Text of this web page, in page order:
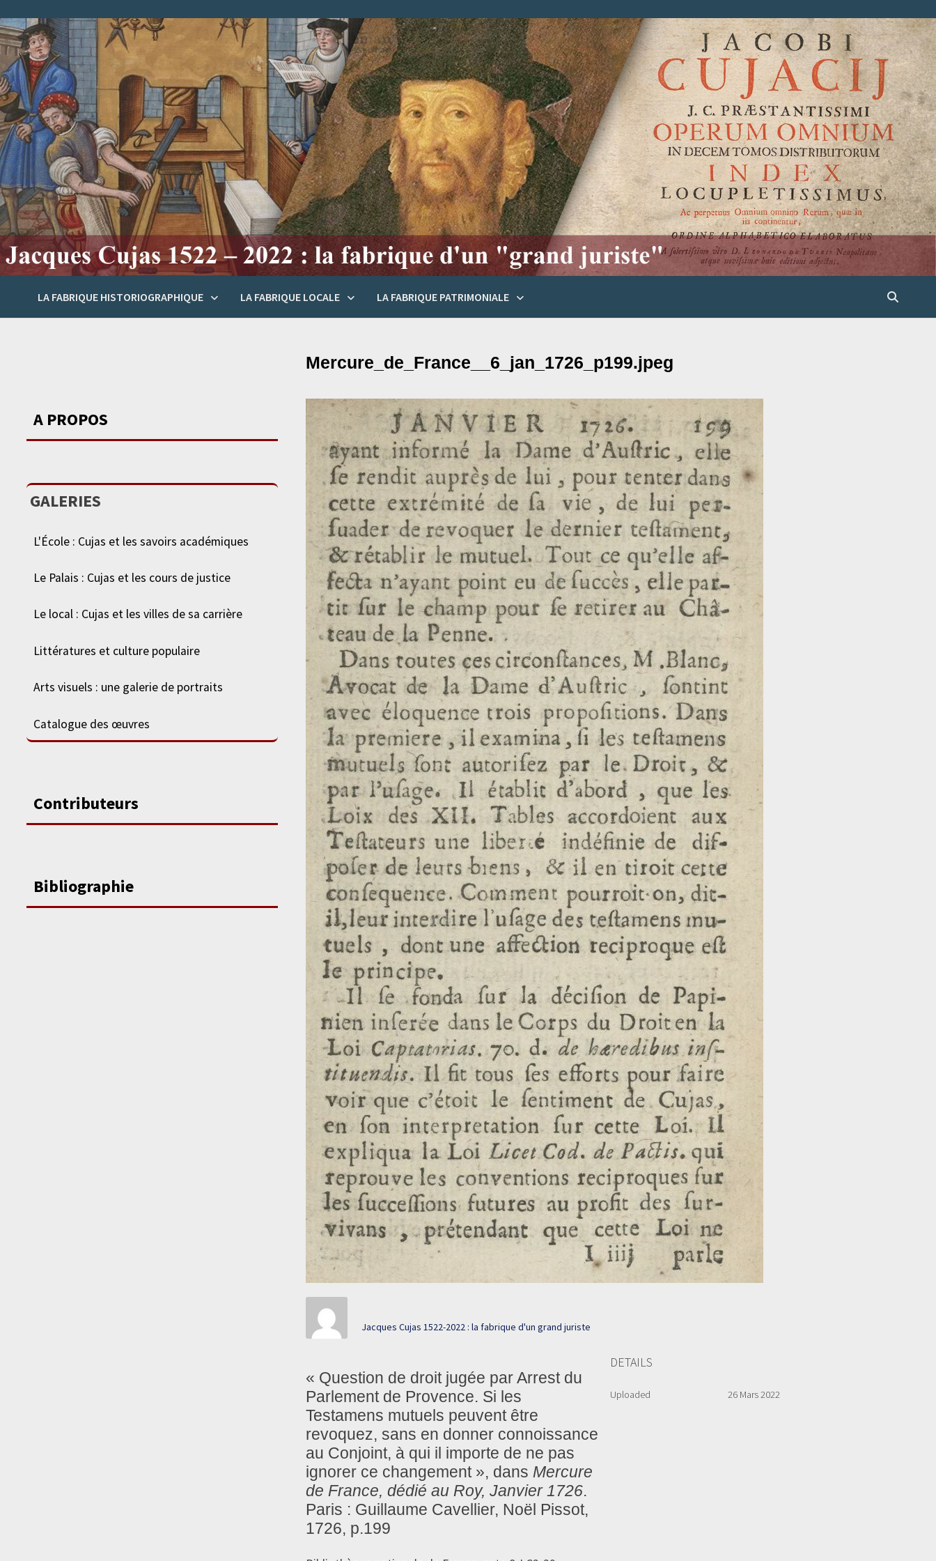
au
contenu
LA FABRIQUE HISTORIOGRAPHIQUE LA FABRIQUE LOCALE LA FABRIQUE PATRIMONIALE
Mercure_de_France__6_jan_1726_p199.jpeg
Jacques Cujas 1522-2022 : la fabrique d'un grand juriste
« Question de droit jugée par Arrest du
Parlement de Provence. Si les
Testamens mutuels peuvent être
revoquez, sans en donner connoissance
au Conjoint, à qui il importe de ne pas
ignorer ce changement », dans Mercure
de France, dédié au Roy, Janvier 1726.
Paris : Guillaume Cavellier, Noël Pissot,
1726, p.199
DETAILS
Uploaded 26 Mars 2022
A PROPOS
GALERIES
L'École : Cujas et les savoirs académiques
Le Palais : Cujas et les cours de justice
Le local : Cujas et les villes de sa carrière
Littératures et culture populaire
Arts visuels : une galerie de portraits
Catalogue des œuvres
Contributeurs
Bibliographie